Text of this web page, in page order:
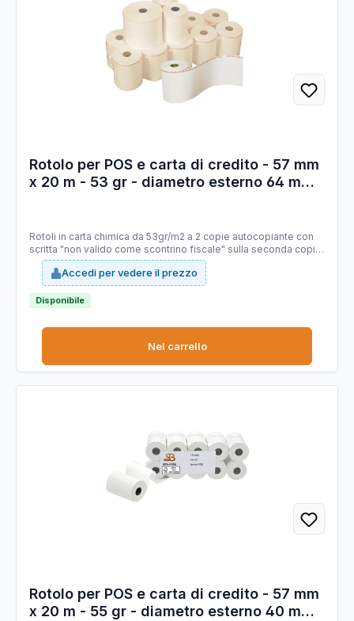
Rotolo per POS e carta di credito - 57 mm
x 20 m - 53 gr - diametro esterno 64 mm -
Rotoli in carta chimica da 53gr/m2 a 2 copie autocopiante con
scritta "non valido come scontrino fiscale" sulla seconda copia.
Per POS e carte di credito. Tipo carta: autocopiante self-
contained SC con stampa della dicitura non vale come
scontrino fiscale sul fronte della seconda copia. Larghezza 57
mm. Lunghezza 20 mt (+/-1%). Diametro esterno rotolo 64 mm.
Anima 12 mm.
Accedi per vedere il prezzo
Disponibile
Nel carrello
Rotolo per POS e carta di credito - 57 mm
x 20 m - 55 gr - diametro esterno 40 mm -